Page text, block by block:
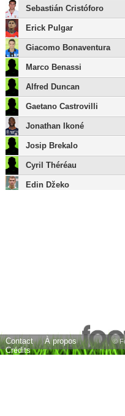
Sebastián Cristóforo
Erick Pulgar
Giacomo Bonaventura
Marco Benassi
Alfred Duncan
Gaetano Castrovilli
Jonathan Ikoné
Josip Brekalo
Cyril Théréau
Edin Džeko
Contact
À propos
Crédits
©